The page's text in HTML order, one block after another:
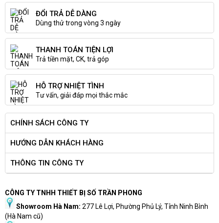
Bàn phím của Dell Inspiron 5630 có thiết kế khá đơn giản
và chắc chắn. Bàn phím có kích thước chuẩn và cách bố trí
các phím cũng khá thông minh, giúp người dùng dễ dàng
sử dụng và không gặp khó khăn khi đánh máy.
ĐỔI TRẢ DỄ DÀNG
Dùng thử trong vòng 3 ngày
THANH TOÁN TIỆN LỢI
Trả tiền mặt, CK, trả góp
HỖ TRỢ NHIỆT TÌNH
Tư vấn, giải đáp mọi thắc mắc
CHÍNH SÁCH CÔNG TY
HƯỚNG DẪN KHÁCH HÀNG
THÔNG TIN CÔNG TY
CÔNG TY TNHH THIẾT BỊ SỐ TRẦN PHONG
Showroom Hà Nam: 277 Lê Lợi, Phường Phủ Lý, Tỉnh Ninh Bình
(Hà Nam cũ)